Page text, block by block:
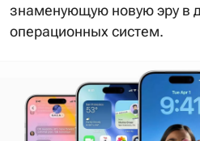
знаменующую новую эру в
операционных систем.